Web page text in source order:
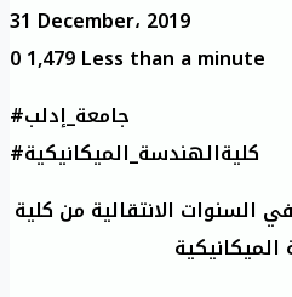
31 December، 2019
01,479Less than a minute
#جامعة_إدلب
#كليةالهندسة_الميكانيكية
السنوات الانتقالية من كلية